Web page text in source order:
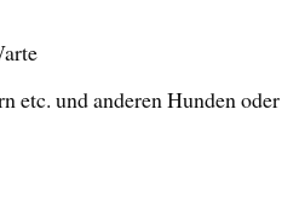
etc. und anderen Hunden oder